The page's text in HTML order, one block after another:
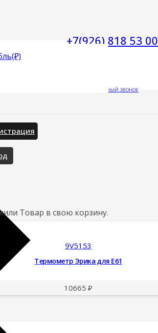
+7(926) 818 53 00
Заказать обратный звонок
(₽)
Товар в свою корзину.
9V5153
Термометр Эрика для E61
10665 ₽